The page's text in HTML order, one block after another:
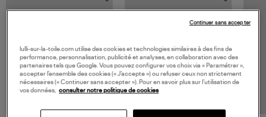
lulli-sur-la-toile.com utilise des cookies et technologies similaires à des fins de
performance, personnalisation, publicité et analyses, en collaboration avec des
partenaires tels que Google. Vous pouvez configurer vos choix via « Paramétrer »,
accepter l’ensemble des cookies (« J’accepte ») ou refuser ceux non strictement
nécessaires (« Continuer sans accepter »). Pour en savoir plus sur l’utilisation de
vos données, consulter notre politique de cookies
Continuer sans accepter